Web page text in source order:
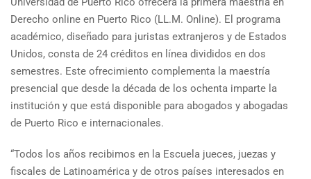
Derecho online en Puerto Rico (LL.M. Online). El programa
académico, diseñado para juristas extranjeros y de Estados
Unidos, consta de 24 créditos en línea divididos en dos
semestres. Este ofrecimiento complementa la maestría
presencial que desde la década de los ochenta imparte la
institución y que está disponible para abogados y abogadas
de Puerto Rico e internacionales.
“Todos los años recibimos en la Escuela jueces, juezas y
fiscales de Latinoamérica y de otros países interesados en